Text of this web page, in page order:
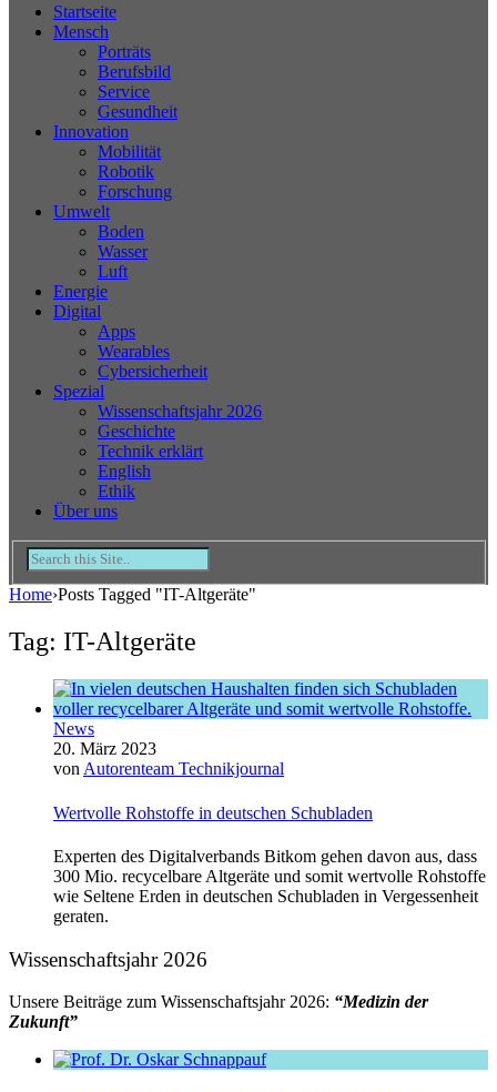
Startseite
Mensch
Porträts
Berufsbild
Service
Gesundheit
Innovation
Mobilität
Robotik
Forschung
Umwelt
Boden
Wasser
Luft
Energie
Digital
Apps
Wearables
Cybersicherheit
Spezial
Wissenschaftsjahr 2026
Geschichte
Technik erklärt
English
Ethik
Über uns
Home›Posts Tagged "IT-Altgeräte"
Tag: IT-Altgeräte
News
20. März 2023
von Autorenteam Technikjournal
Wertvolle Rohstoffe in deutschen Schubladen
Experten des Digitalverbands Bitkom gehen davon aus, dass
300 Mio. recycelbare Altgeräte und somit wertvolle Rohstoffe
wie Seltene Erden in deutschen Schubladen in Vergessenheit
geraten.
Wissenschaftsjahr 2026
Unsere Beiträge zum Wissenschaftsjahr 2026: “Medizin der
Zukunft”